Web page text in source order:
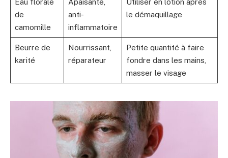
Eau florale
de
camomille
Apaisante,
anti-
inflammatoire
Utiliser en lotion après
le démaquillage
Beurre de
karité
Nourrissant,
réparateur
Petite quantité à faire
fondre dans les mains,
masser le visage